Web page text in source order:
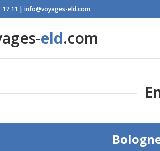
17 11 | info@voyages-eld.com
eld.com